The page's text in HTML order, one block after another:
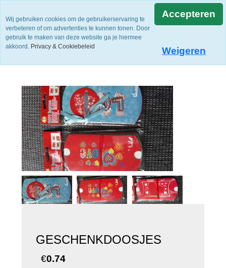
GESCHENKDOOSJES
€0.74
Wij gebruiken cookies om de gebruikerservaring te
verbeteren of om advertenties te kunnen tonen. Door
gebruik te maken van deze website ga je hiermee
akkoord. Privacy & Cookiebeleid
Accepteren
Weigeren